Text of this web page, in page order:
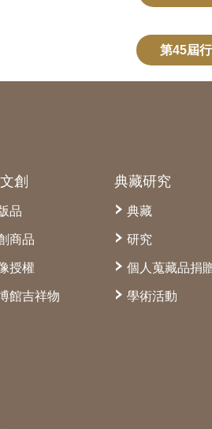
第45屆
創
品
商品
授權
館吉祥物
典藏研究
典藏
研究
個人蒐藏品捐
學術活動